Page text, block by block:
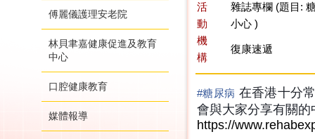
傅麗儀護理安老院
林貝聿嘉健康促進及教育
中心
口腔健康教育
媒體報導
活
動
雜誌專欄 (題目:
小心 )
機
構
復康速遞
#糖尿病 在香港十分
會與大家分享有關
https://